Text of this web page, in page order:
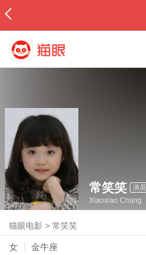
常笑笑 演员
Xiaoxiao Chang
猫眼电影 >常笑笑
女
金牛座